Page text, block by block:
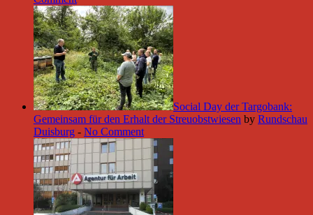
Social Day der Targobank:
Gemeinsam für den Erhalt der Streuobstwiesen by Rundschau
Duisburg - No Comment